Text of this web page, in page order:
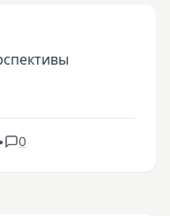
0